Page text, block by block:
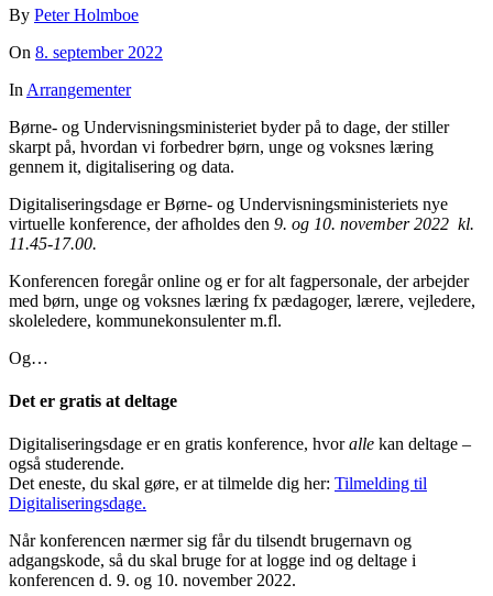
By Peter Holmboe
On 8. september 2022
In Arrangementer
Børne- og Undervisningsministeriet byder på to dage, der stiller
skarpt på, hvordan vi forbedrer børn, unge og voksnes læring
gennem it, digitalisering og data.
Digitaliseringsdage er Børne- og Undervisningsministeriets nye
virtuelle konference, der afholdes den 9. og 10. november 2022 kl.
11.45-17.00.
Konferencen foregår online og er for alt fagpersonale, der arbejder
med børn, unge og voksnes læring fx pædagoger, lærere, vejledere,
skoleledere, kommunekonsulenter m.fl.
Og…
Det er gratis at deltage
Digitaliseringsdage er en gratis konference, hvoralle kan deltage –
også studerende.
Det eneste, du skal gøre, er at tilmelde dig her: Tilmelding til
Digitaliseringsdage.
Når konferencen nærmer sig får du tilsendt brugernavn og
adgangskode, så du skal bruge for at logge ind og deltage i
konferencen d. 9. og 10. november 2022.